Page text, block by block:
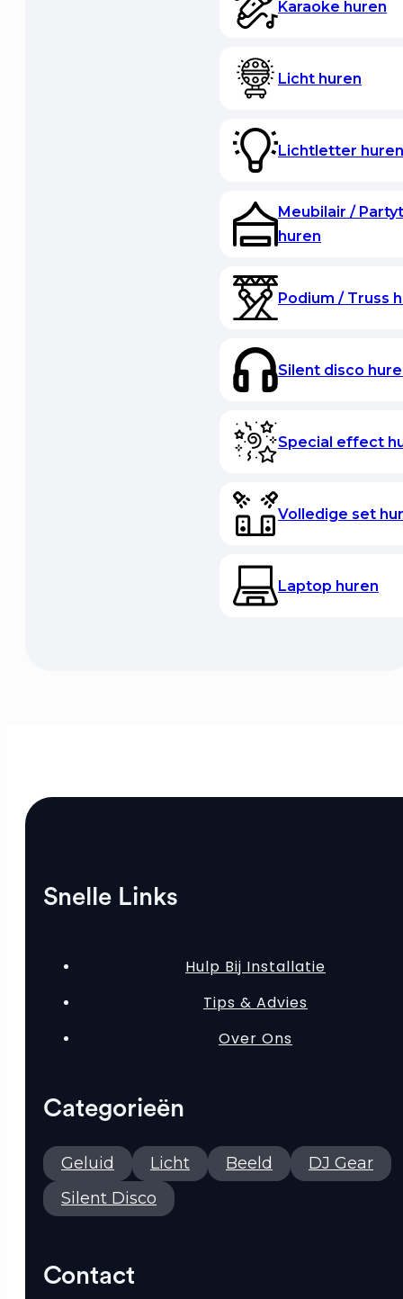
Karaoke huren
Licht huren
Lichtletter huren
Meubilair /
huren
Podium / Truss
Silent disco
Special effect
Volledige set
Laptop huren
Snelle Links
Hulp Bij Installatie
Tips & Advies
Over Ons
Categorieën
Geluid Licht Beeld
DJ Gear
Silent Disco
Contact